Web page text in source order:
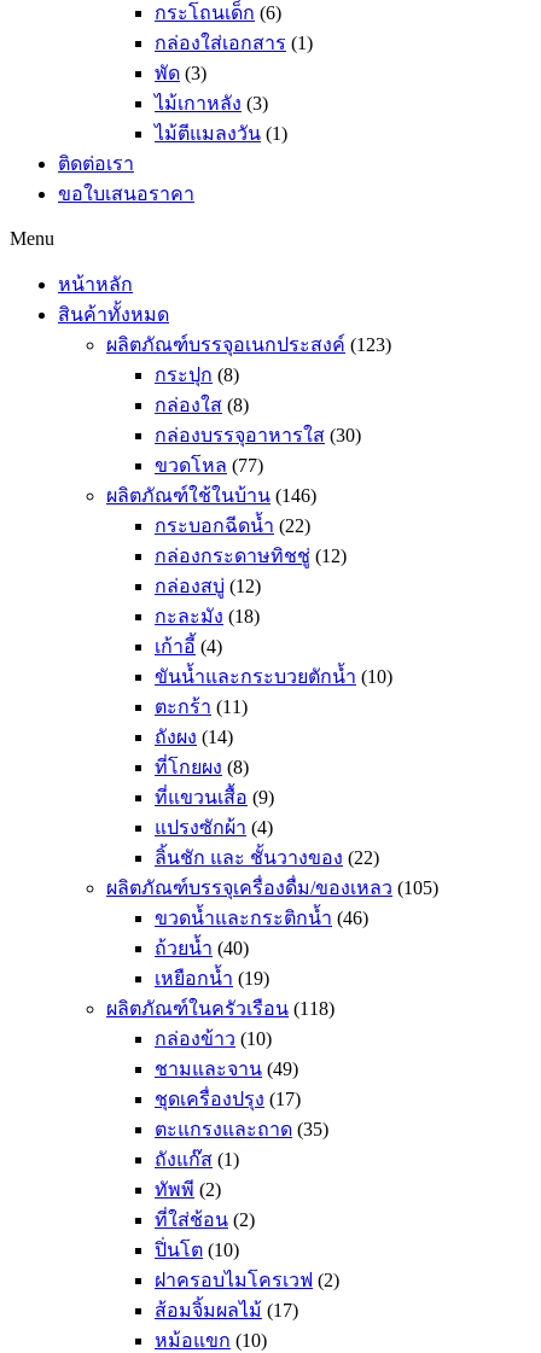
กระโถนเด็ก (6)
กล่องใส่เอกสาร (1)
พัด (3)
ไม้เกาหลัง (3)
ไม้ตีแมลงวัน (1)
ติดต่อเรา
ขอใบเสนอราคา
Menu
หน้าหลัก
สินค้าทั้งหมด
ผลิตภัณฑ์บรรจุอเนกประสงค์ (123)
กระปุก (8)
กล่องใส (8)
กล่องบรรจุอาหารใส (30)
ขวดโหล (77)
ผลิตภัณฑ์ใช้ในบ้าน (146)
กระบอกฉีดน้ำ (22)
กล่องกระดาษทิชชู่ (12)
กล่องสบู่ (12)
กะละมัง (18)
เก้าอี้ (4)
ขันน้ำและกระบวยตักน้ำ (10)
ตะกร้า (11)
ถังผง (14)
ที่โกยผง (8)
ที่แขวนเสื้อ (9)
แปรงซักผ้า (4)
ลิ้นชัก และ ชั้นวางของ (22)
ผลิตภัณฑ์บรรจุเครื่องดื่ม/ของเหลว (105)
ขวดน้ำและกระติกน้ำ (46)
ถ้วยน้ำ (40)
เหยือกน้ำ (19)
ผลิตภัณฑ์ในครัวเรือน (118)
กล่องข้าว (10)
ชามและจาน (49)
ชุดเครื่องปรุง (17)
ตะแกรงและถาด (35)
ถังแก๊ส (1)
ทัพพี (2)
ที่ใส่ช้อน (2)
ปิ่นโต (10)
ฝาครอบไมโครเวฟ (2)
ส้อมจิ้มผลไม้ (17)
หม้อแขก (10)